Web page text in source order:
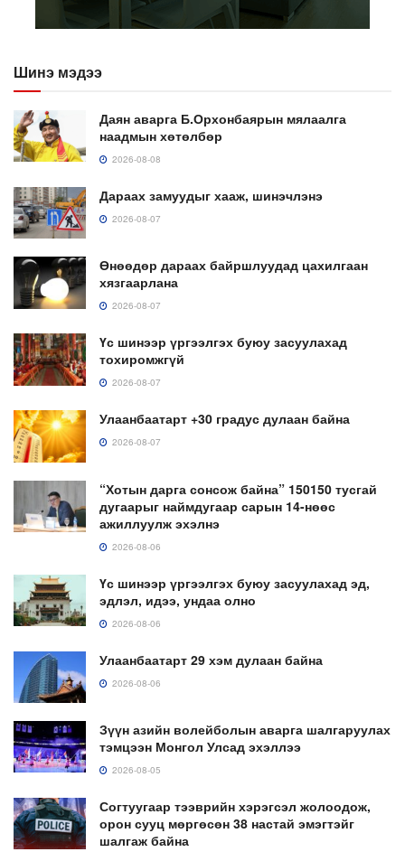
Шинэ мэдээ
Даян аварга Б.Орхонбаярын мялаалга
наадмын хөтөлбөр
2026-08-08
Дараах замуудыг хааж, шинэчлэнэ
2026-08-07
Өнөөдөр дараах байршлуудад цахилгаан
хязгаарлана
2026-08-07
Үс шинээр үргээлгэх буюу засуулахад
тохиромжгүй
2026-08-07
Улаанбаатарт +30 градус дулаан байна
2026-08-07
“Хотын дарга сонсож байна” 150150 тусгай
дугаарыг наймдугаар сарын 14-нөөс
ажиллуулж эхэлнэ
2026-08-06
Үс шинээр үргээлгэх буюу засуулахад эд,
эдлэл, идээ, ундаа олно
2026-08-06
Улаанбаатарт 29 хэм дулаан байна
2026-08-06
Зүүн азийн волейболын аварга шалгаруулах
тэмцээн Монгол Улсад эхэллээ
2026-08-05
Согтуугаар тээврийн хэрэгсэл жолоодож,
орон сууц мөргөсөн 38 настай эмэгтэйг
шалгаж байна